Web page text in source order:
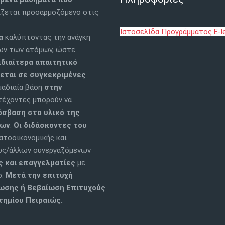
προσαρμοζόμενο στις
καλύπτοντας την ανάγκη
των ατόμων, ώστε
απαιτητικό
σε συγκεκριμένες
βάση στην
μπορούν να
στο υλικό της
. Οι διδάσκοντες του
και
άλλων συνεργαζόμενων
και επαγγελματίες με
Μετά την επιτυχή
ή Βεβαίωση Επιτυχούς
Πειραιώς.
Ιστοσελίδα Προγράμματος E-